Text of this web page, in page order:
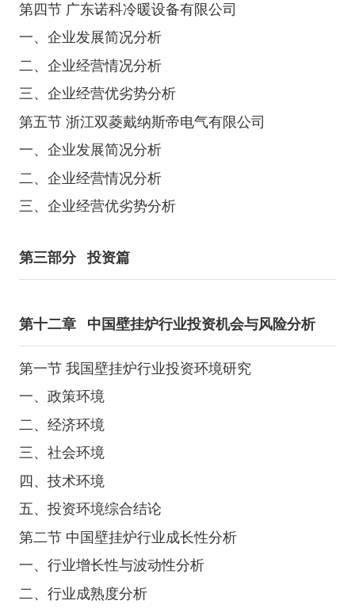
第四节 广东诺科冷暖设备有限公司
一、企业发展简况分析
二、企业经营情况分析
三、企业经营优劣势分析
第五节 浙江双菱戴纳斯帝电气有限公司
一、企业发展简况分析
二、企业经营情况分析
三、企业经营优劣势分析
第三部分 投资篇
第十二章 中国壁挂炉行业投资机会与风险分析
第一节 我国壁挂炉行业投资环境研究
一、政策环境
二、经济环境
三、社会环境
四、技术环境
五、投资环境综合结论
第二节 中国壁挂炉行业成长性分析
一、行业增长性与波动性分析
二、行业成熟度分析